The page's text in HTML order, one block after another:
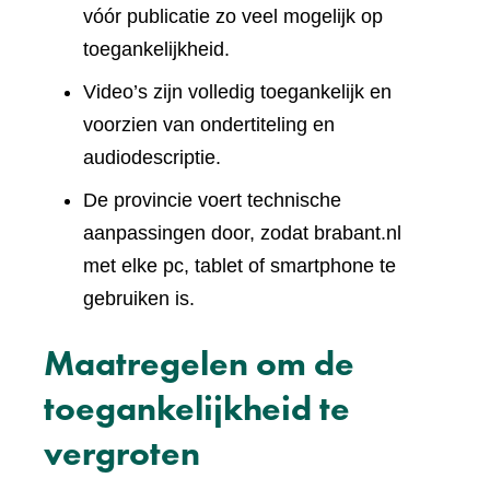
vóór publicatie zo veel mogelijk op
toegankelijkheid.
Video’s zijn volledig toegankelijk en
voorzien van ondertiteling en
audiodescriptie.
De provincie voert technische
aanpassingen door, zodat brabant.nl
met elke pc, tablet of smartphone te
gebruiken is.
Maatregelen om de
toegankelijkheid te
vergroten